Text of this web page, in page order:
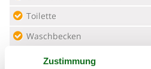
Toilette
Waschbecken
Sicherheit zu Hause
Zustimmung